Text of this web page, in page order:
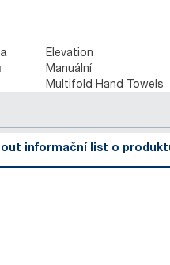
Elevation
Manuální
Multifold Hand Towels
informační list o